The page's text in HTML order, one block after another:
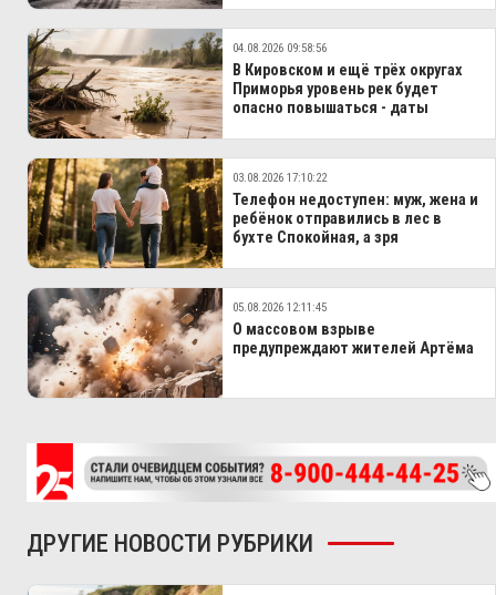
04.08.2026 09:58:56
В Кировском и ещё трёх округах
Приморья уровень рек будет
опасно повышаться - даты
03.08.2026 17:10:22
Телефон недоступен: муж, жена и
ребёнок отправились в лес в
бухте Спокойная, а зря
05.08.2026 12:11:45
О массовом взрыве
предупреждают жителей Артёма
ДРУГИЕ НОВОСТИ РУБРИКИ